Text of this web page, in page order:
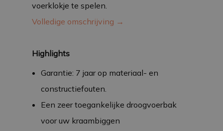
voerklokje te spelen.
Volledige omschrijving →
Highlights
Garantie: 7 jaar op materiaal- en
constructiefouten.
Een zeer toegankelijke droogvoerbak
voor uw kraambiggen